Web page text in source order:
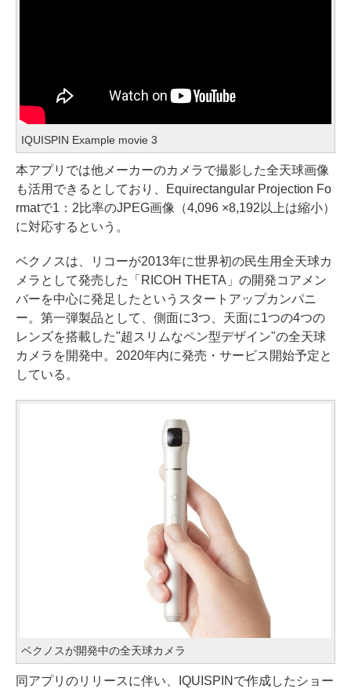
IQUISPIN Example movie 3
本アプリでは他メーカーのカメラで撮影した全天球画像
も活用できるとしており、Equirectangular Projection Fo
rmatで1：2比率のJPEG画像（4,096 ×8,192以上は縮小）
に対応するという。
ベクノスは、リコーが2013年に世界初の民生用全天球カ
メラとして発売した「RICOH THETA」の開発コアメン
バーを中心に発足したというスタートアップカンパニ
ー。第一弾製品として、側面に3つ、天面に1つの4つの
レンズを搭載した"超スリムなペン型デザイン"の全天球
カメラを開発中。2020年内に発売・サービス開始予定と
している。
ベクノスが開発中の全天球カメラ
同アプリのリリースに伴い、IQUISPINで作成したショー